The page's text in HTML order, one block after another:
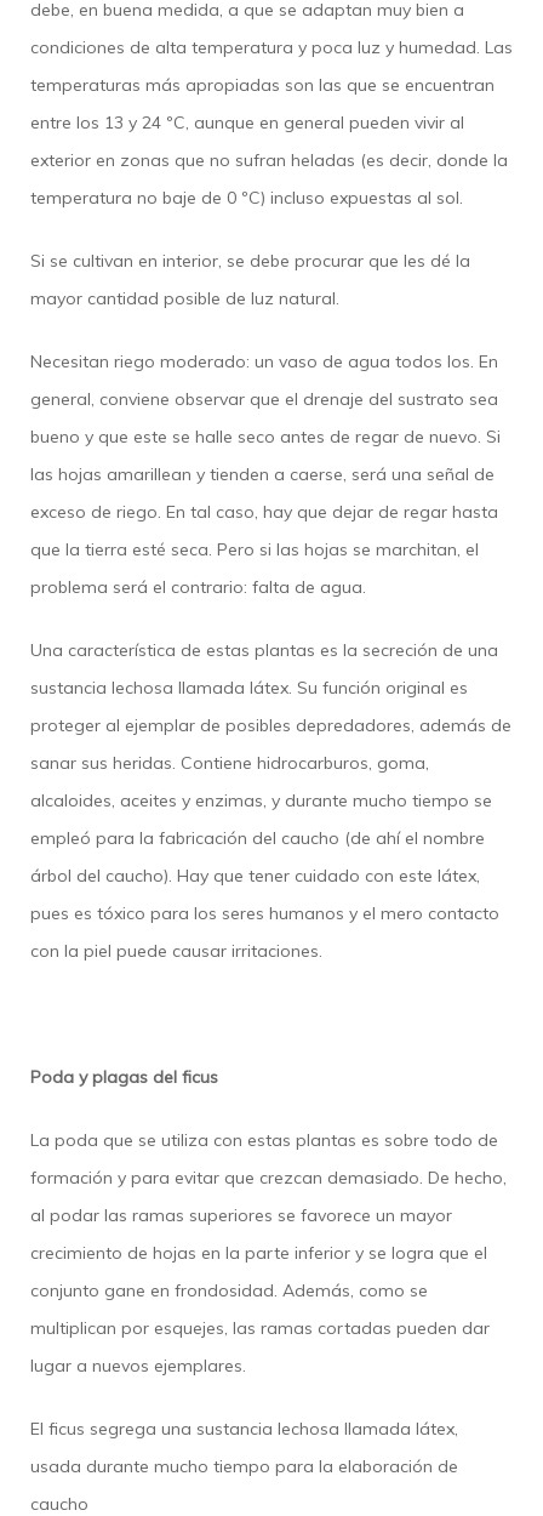
debe, en buena medida, a que se adaptan muy bien a
condiciones de alta temperatura y poca luz y humedad. Las
temperaturas más apropiadas son las que se encuentran
entre los 13 y 24 ºC, aunque en general pueden vivir al
exterior en zonas que no sufran heladas (es decir, donde la
temperatura no baje de 0 ºC) incluso expuestas al sol.
Si se cultivan en interior, se debe procurar que les dé la
mayor cantidad posible de luz natural.
Necesitan riego moderado: un vaso de agua todos los. En
general, conviene observar que el drenaje del sustrato sea
bueno y que este se halle seco antes de regar de nuevo. Si
las hojas amarillean y tienden a caerse, será una señal de
exceso de riego. En tal caso, hay que dejar de regar hasta
que la tierra esté seca. Pero si las hojas se marchitan, el
problema será el contrario: falta de agua.
Una característica de estas plantas es la secreción de una
sustancia lechosa llamada látex. Su función original es
proteger al ejemplar de posibles depredadores, además de
sanar sus heridas. Contiene hidrocarburos, goma,
alcaloides, aceites y enzimas, y durante mucho tiempo se
empleó para la fabricación del caucho (de ahí el nombre
árbol del caucho). Hay que tener cuidado con este látex,
pues es tóxico para los seres humanos y el mero contacto
con la piel puede causar irritaciones.
Poda y plagas del ficus
La poda que se utiliza con estas plantas es sobre todo de
formación y para evitar que crezcan demasiado. De hecho,
al podar las ramas superiores se favorece un mayor
crecimiento de hojas en la parte inferior y se logra que el
conjunto gane en frondosidad. Además, como se
multiplican por esquejes, las ramas cortadas pueden dar
lugar a nuevos ejemplares.
El ficus segrega una sustancia lechosa llamada látex,
usada durante mucho tiempo para la elaboración de
caucho